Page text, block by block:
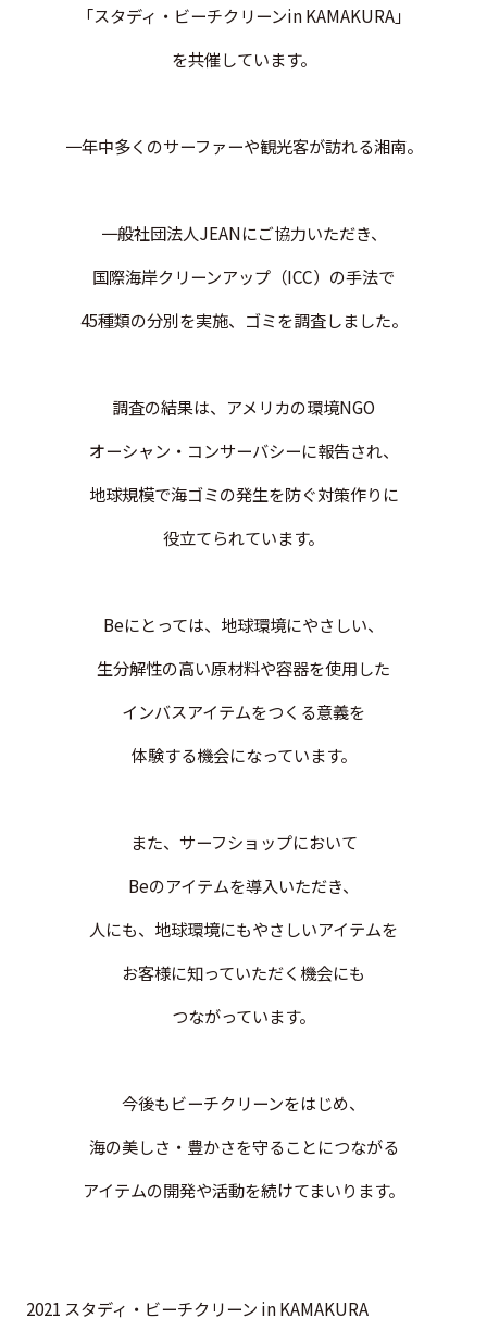
「スタディ・ビーチクリーンin KAMAKURA」
を共催しています。
一年中多くのサーファーや観光客が訪れる湘南。
一般社団法人JEANにご協力いただき、
国際海岸クリーンアップ（ICC）の手法で
45種類の分別を実施、ゴミを調査しました。
調査の結果は、アメリカの環境NGO
オーシャン・コンサーバシーに報告され、
地球規模で海ゴミの発生を防ぐ対策作りに
役立てられています。
Beにとっては、地球環境にやさしい、
生分解性の高い原材料や容器を使用した
インバスアイテムをつくる意義を
体験する機会になっています。
また、サーフショップにおいて
Beのアイテムを導入いただき、
人にも、地球環境にもやさしいアイテムを
お客様に知っていただく機会にも
つながっています。
今後もビーチクリーンをはじめ、
海の美しさ・豊かさを守ることにつながる
アイテムの開発や活動を続けてまいります。
2021 スタディ・ビーチクリーン in KAMAKURA